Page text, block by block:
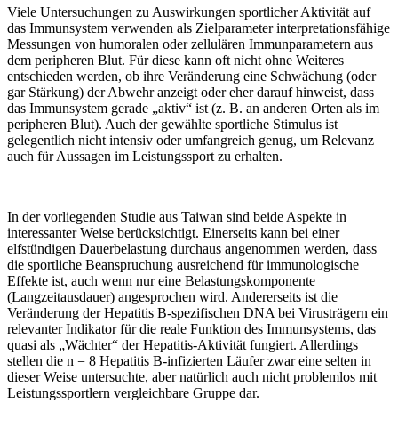
Viele Untersuchungen zu Auswirkungen sportlicher Aktivität auf
das Immunsystem verwenden als Zielparameter interpretationsfähige
Messungen von humoralen oder zellulären Immunparametern aus
dem peripheren Blut. Für diese kann oft nicht ohne Weiteres
entschieden werden, ob ihre Veränderung eine Schwächung (oder
gar Stärkung) der Abwehr anzeigt oder eher darauf hinweist, dass
das Immunsystem gerade „aktiv“ ist (z. B. an anderen Orten als im
peripheren Blut). Auch der gewählte sportliche Stimulus ist
gelegentlich nicht intensiv oder umfangreich genug, um Relevanz
auch für Aussagen im Leistungssport zu erhalten.
In der vorliegenden Studie aus Taiwan sind beide Aspekte in
interessanter Weise berücksichtigt. Einerseits kann bei einer
elfstündigen Dauerbelastung durchaus angenommen werden, dass
die sportliche Beanspruchung ausreichend für immunologische
Effekte ist, auch wenn nur eine Belastungskomponente
(Langzeitausdauer) angesprochen wird. Andererseits ist die
Veränderung der Hepatitis B-spezifischen DNA bei Virusträgern ein
relevanter Indikator für die reale Funktion des Immunsystems, das
quasi als „Wächter“ der Hepatitis-Aktivität fungiert. Allerdings
stellen die n = 8 Hepatitis B-infizierten Läufer zwar eine selten in
dieser Weise untersuchte, aber natürlich auch nicht problemlos mit
Leistungssportlern vergleichbare Gruppe dar.